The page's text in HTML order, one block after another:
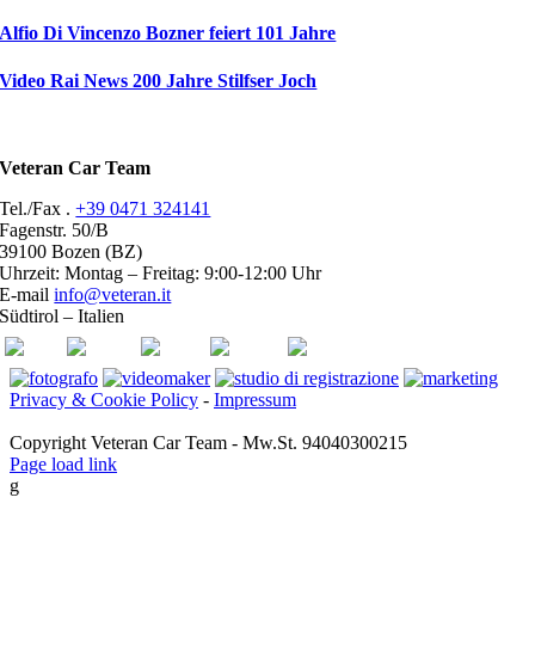
Alfio Di Vincenzo Bozner feiert 101 Jahre
Video Rai News 200 Jahre Stilfser Joch
Veteran Car Team
Tel./Fax .+39 0471 324141
Fagenstr. 50/B
39100 Bozen (BZ)
Uhrzeit: Montag – Freitag: 9:00-12:00 Uhr
E-mailinfo@veteran.it
Südtirol – Italien
ASI
FIVA ACI youtube facebook
Privacy & Cookie Policy - Impressum
Copyright Veteran Car Team - Mw.St. 94040300215
Page load link
g